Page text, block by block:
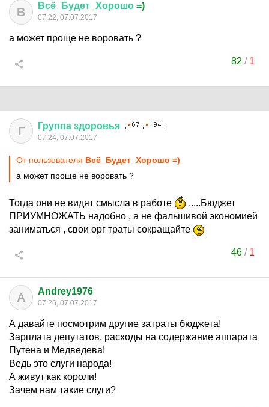
В Всё Будет Хорошо =)
07:22, 07.07.2017
а может проще не воровать ?
82 / 1
Г Группа здоровья
07:24, 07.07.2017
От пользователя Всё_Будет_Хорошо =)
а может проще не воровать ?
Тогда они не видят смысла в работе
.....Бюджет
ПРИУМНОЖАТЬ надобно , а не фальшивой экономией
заниматься , свои орг траты сокращайте
46 / 1
A Andrey1976
07:26, 07.07.2017
А давайте посмотрим другие затраты бюджета!
Зарплата депутатов, расходы на содержание аппарата
Путена и Медведева!
Ведь это слуги народа!
А живут как короли!
Зачем нам такие слуги?